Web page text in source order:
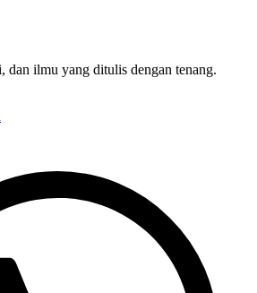
dan ilmu yang ditulis dengan tenang.